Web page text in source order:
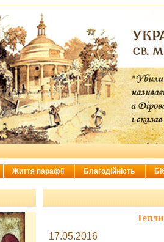
17.05.2016
Життя парафії Благодійність